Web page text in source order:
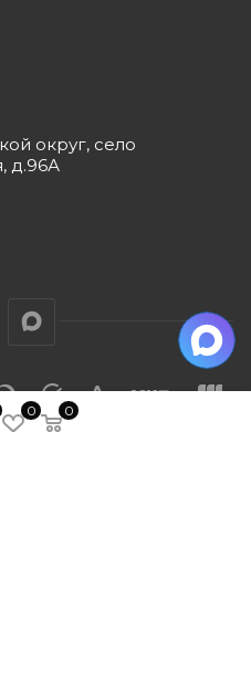
0 0
округ, село
д.96А